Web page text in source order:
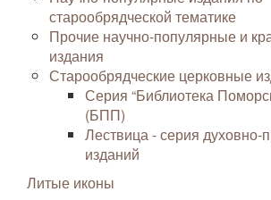
старообрядческой тематике
Прочие научно-популярные и
издания
Старообрядческие церковные
Серия “Библиотека
(БПП)
Лествица - серия духовно-
изданий
Литые иконы